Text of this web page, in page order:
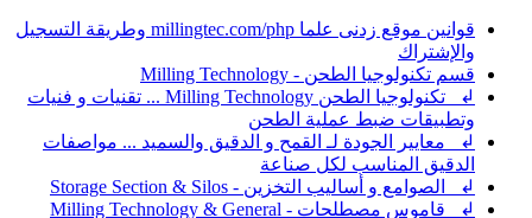
قوانين موقع زدنى علما millingtec.com/php وطريقة التسجيل
والإشتراك
قسم تكنولوجيا الطحن - Milling Technology
↲ تكنولوجيا الطحن Milling Technology ... تقنيات و فنيات
وتطبيقات ضبط عملية الطحن
↲ معايير الجودة لـ القمح و الدقيق والسميد ... مواصفات
الدقيق المناسب لكل صناعة
↲ الصوامع و أساليب التخزين - Storage Section & Silos
↲ قاموس مصطلحات - Milling Technology & General